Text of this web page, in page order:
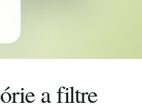
a filtre